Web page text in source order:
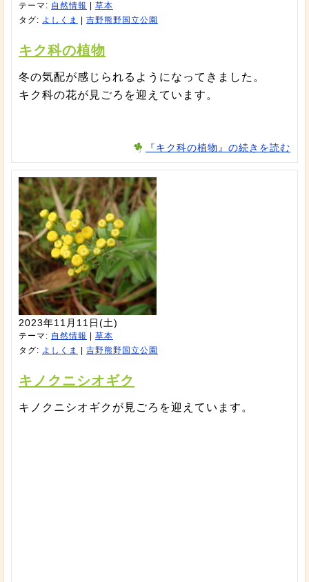
テーマ: 自然情報
草本
タグ: よしくま 吉野熊野国立公園
キク科の植物
冬の気配が感じられるようになってきました。
キク科の花が見ごろを迎えています。
『キク科の植物』の続きを読む
2023年11月11日(土)
テーマ: 自然情報
草本
タグ: よしくま 吉野熊野国立公園
キノクニシオギク
キノクニシオギクが見ごろを迎えています。